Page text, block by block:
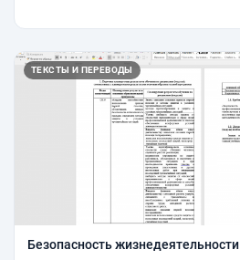
ТЕКСТЫ И ПЕРЕВОДЫ
Безопасность жизнедеятельности